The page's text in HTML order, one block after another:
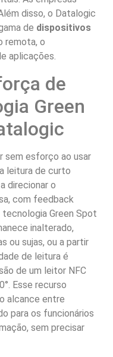
disso, o Datalogic
de dispositivos
remota, o
aplicações.
de
Green
sem esforço ao usar
leitura de curto
direcionar o
com feedback
tecnologia Green Spot
inalterado,
ou sujas, ou a partir
de leitura é
de um leitor NFC
Esse recurso
alcance entre
para os funcionários
sem precisar